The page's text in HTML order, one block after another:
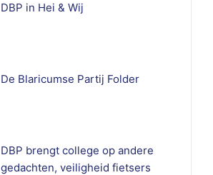
DBP in Hei & Wij
De Blaricumse Partij Folder
DBP brengt college op andere
gedachten, veiligheid fietsers